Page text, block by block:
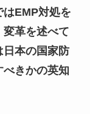
EMP対処を
革を述べて
日本の国家防
きかの英知